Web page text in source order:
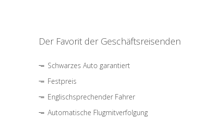
Der Favorit der Geschäftsreisenden
Schwarzes Auto garantiert
Festpreis
Englischsprechender Fahrer
Automatische Flugmitverfolgung